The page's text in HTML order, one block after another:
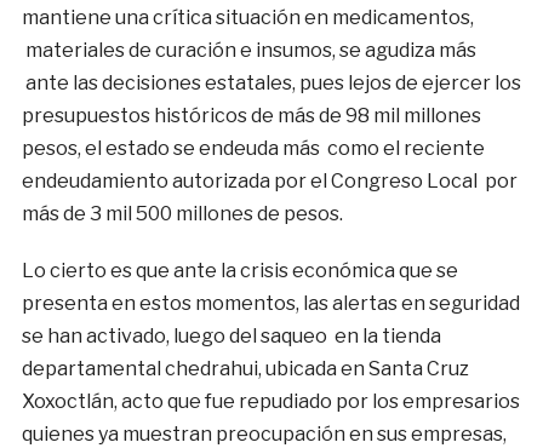
mantiene una crítica situación en medicamentos,
materiales de curación e insumos, se agudiza más
ante las decisiones estatales, pues lejos de ejercer los
presupuestos históricos de más de 98 mil millones
pesos, el estado se endeuda más como el reciente
endeudamiento autorizada por el Congreso Local por
más de 3 mil 500 millones de pesos.
Lo cierto es que ante la crisis económica que se
presenta en estos momentos, las alertas en seguridad
se han activado, luego del saqueo en la tienda
departamental chedrahui, ubicada en Santa Cruz
Xoxoctlán, acto que fue repudiado por los empresarios
quienes ya muestran preocupación en sus empresas,